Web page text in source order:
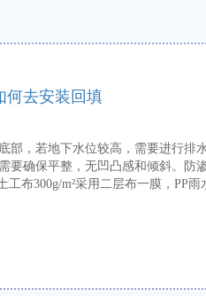
何去安装回填
，若地下水位较高，需要进行排
要确保平整，无凹凸感和倾斜。防
工布300g/m²采用二层布一膜，PP